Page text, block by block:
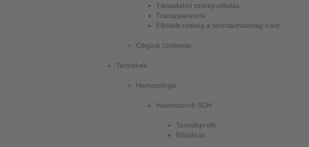
Társadalmi szerepvállalás
Transzparencia
Elkötelezettség a fenntarthatóság iránt
Cégünk története
Termékek
Hematológia
Haemoctin® SDH
Termékprofil
Előállítás